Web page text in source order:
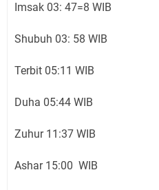
Imsak 03: 47=8 WIB
Shubuh 03: 58 WIB
Terbit 05:11 WIB
Duha 05:44 WIB
Zuhur 11:37 WIB
Ashar 15:00 WIB